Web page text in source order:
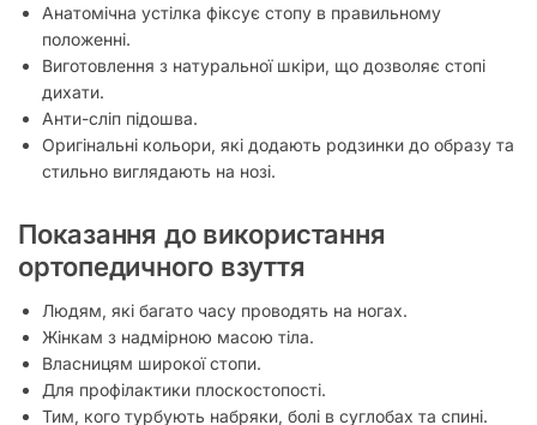
Анатомічна устілка фіксує стопу в правильному
положенні.
Виготовлення з натуральної шкіри, що дозволяє стопі
дихати.
Анти-сліп підошва.
Оригінальні кольори, які додають родзинки до образу та
стильно виглядають на нозі.
Показання до використання
ортопедичного взуття
Людям, які багато часу проводять на ногах.
Жінкам з надмірною масою тіла.
Власницям широкої стопи.
Для профілактики плоскостопості.
Тим, кого турбують набряки, болі в суглобах та спині.